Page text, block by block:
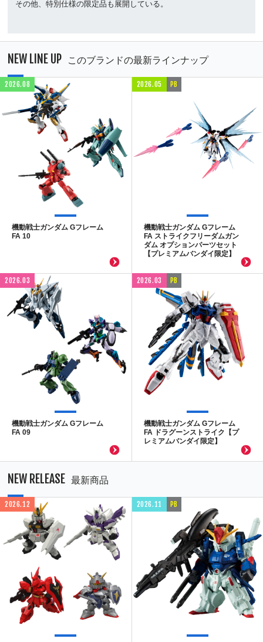
その他、特別仕様の限定品も展開している。
NEW LINE UP このブランドの最新ラインナップ
2026.08
機動戦士ガンダム Gフレーム
FA 10
2026.05 PB
機動戦士ガンダム Gフレーム
FA ストライクフリーダムガン
ダム オプションパーツセット
【プレミアムバンダイ限定】
2026.03
機動戦士ガンダム Gフレーム
FA 09
2026.03 PB
機動戦士ガンダム Gフレーム
FA ドラグーンストライク【プ
レミアムバンダイ限定】
NEW RELEASE 最新商品
2026.12 2026.11 PB